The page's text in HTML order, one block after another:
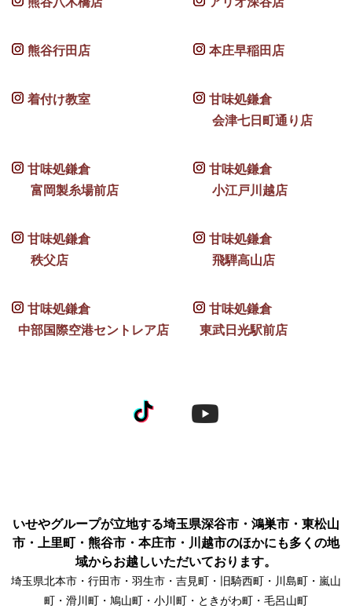
熊谷行田店 本庄早稲田店
着付け教室
甘味処鎌倉
会津七日町通り店
甘味処鎌倉
富岡製糸場前店
甘味処鎌倉
小江戸川越店
甘味処鎌倉
秩父店
甘味処鎌倉
飛騨高山店
甘味処鎌倉
中部国際空港セントレア店
甘味処鎌倉
東武日光駅前店
いせやグループが立地する埼玉県深谷市・鴻巣市・東松山
市・上里町・熊谷市・本庄市・川越市のほかにも多くの地
域からお越しいただいております。
埼玉県北本市・行田市・羽生市・吉見町・旧騎西町・川島町・嵐山
町・滑川町・鳩山町・小川町・ときがわ町・毛呂山町